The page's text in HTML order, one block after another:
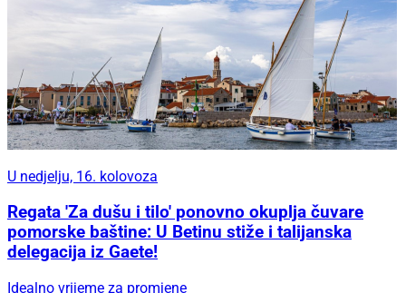
U nedjelju, 16. kolovoza
Regata 'Za dušu i tilo' ponovno okuplja čuvare
pomorske baštine: U Betinu stiže i talijanska
delegacija iz Gaete!
Idealno vrijeme za promjene